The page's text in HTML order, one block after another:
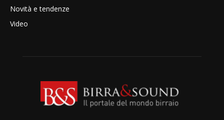
Novità e tendenze
Video